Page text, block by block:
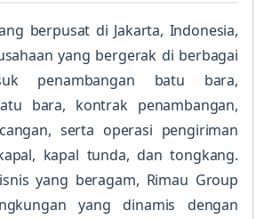
berpusat di Jakarta, Indonesia,
yang bergerak di berbagai
penambangan batu bara,
bara, kontrak penambangan,
serta operasi pengiriman
kapal tunda, dan tongkang.
yang beragam, Rimau Group
yang dinamis dengan